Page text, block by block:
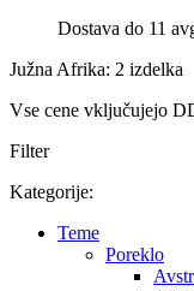
Dostava do 11
Južna Afrika: 2 izdelka
Vse cene vključujejo
Filter
Kategorije:
Teme
Poreklo